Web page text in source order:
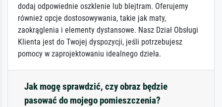
dodaj odpowiednie oszklenie lub blejtram. Oferujemy
również opcje dostosowywania, takie jak maty,
zaokrąglenia i elementy dystansowe. Nasz Dział Obsługi
Klienta jest do Twojej dyspozycji, jeśli potrzebujesz
pomocy w zaprojektowaniu idealnego dzieła.
Jak mogę sprawdzić, czy obraz będzie
pasować do mojego pomieszczenia?